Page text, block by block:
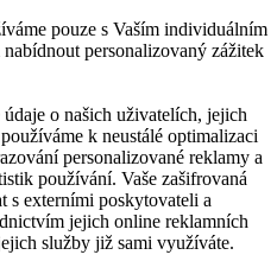
pouze s Vaším individuálním
personalizovaný zážitek
o našich uživatelích, jejich
k neustálé optimalizaci
personalizované reklamy a
používání. Vaše zašifrovaná
s externími poskytovateli a
jejich online reklamních
služby již sami využíváte.